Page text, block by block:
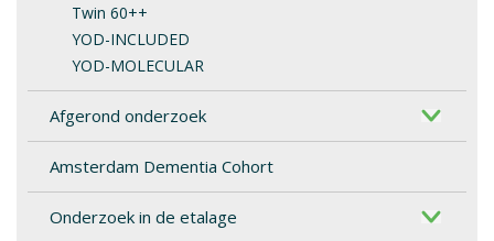
Twin 60++
YOD-INCLUDED
YOD-MOLECULAR
Afgerond onderzoek
Amsterdam Dementia Cohort
Onderzoek in de etalage